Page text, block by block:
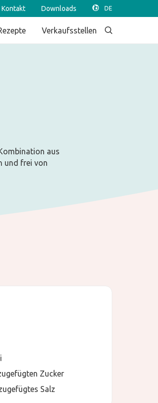
Kontakt Downloads
Verkaufsstellen
aus
und frei von
Zucker
Salz